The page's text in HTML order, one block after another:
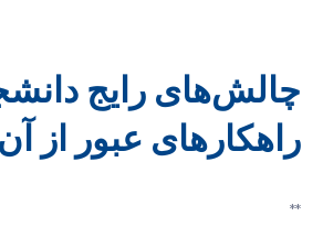
چالش‌های رایج
راهکارهای عبور از
**